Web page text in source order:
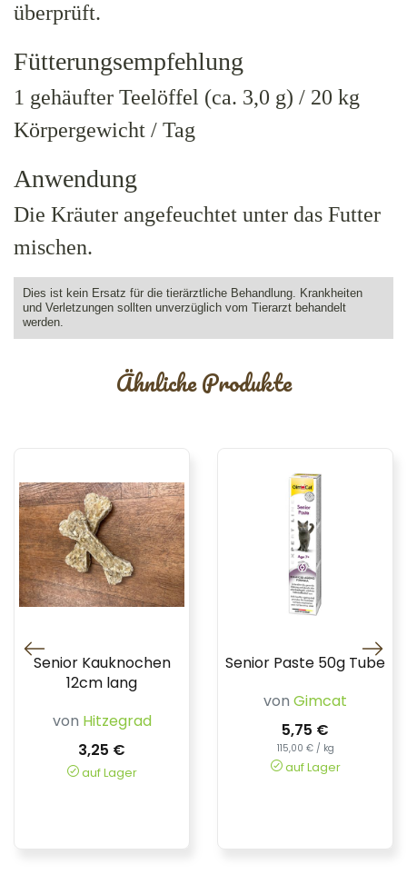
überprüft.
Fütterungsempfehlung
1 gehäufter Teelöffel (ca. 3,0 g) / 20 kg
Körpergewicht / Tag
Anwendung
Die Kräuter angefeuchtet unter das Futter
mischen.
Dies ist kein Ersatz für die tierärztliche Behandlung. Krankheiten
und Verletzungen sollten unverzüglich vom Tierarzt behandelt
werden.
Ähnliche Produkte
Senior Kauknochen
12cm lang
von Hitzegrad
3,25 €
auf Lager
Senior Paste 50g Tube
von Gimcat
5,75 €
115,00 € / kg
auf Lager